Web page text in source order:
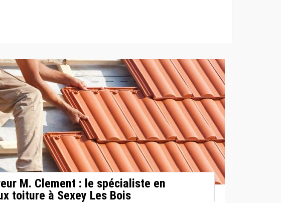
M. Clement : le spécialiste en
toiture à Sexey Les Bois